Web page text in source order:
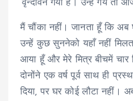
‘वृन्दावन गयी हैं। उन्हें गये तो
मैं चौंका नहीं। जानता हूँ कि अब
उन्हें कुछ सुननेको यहाँ नहीं
आया हूँ और मेरे मित्र बीचमें
दोनोंने एक वर्ष पूर्व साथ ही
दिया, पर घर कोई लौटा नहीं।